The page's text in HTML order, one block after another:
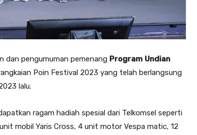
dan pengumuman pemenang Program Undian
Poin Festival 2023 yang telah berlangsung
lalu.
ragam hadiah spesial dari Telkomsel seperti
mobil Yaris Cross, 4 unit motor Vespa matic, 12